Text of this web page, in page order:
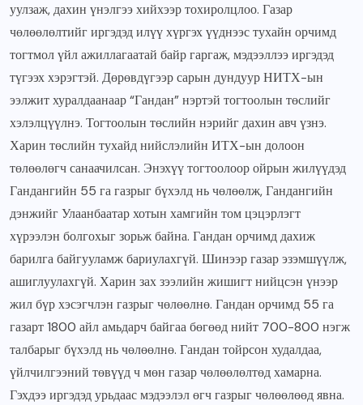
уулзаж, дахин үнэлгээ хийхээр тохиролцлоо. Газар
чөлөөлөлтийг иргэдэд илүү хүргэх үүднээс тухайн орчимд
тогтмол үйл ажиллагаатай байр гаргаж, мэдээллээ иргэдэд
түгээх хэрэгтэй. Дөрөвдүгээр сарын дундуур НИТХ-ын
ээлжит хуралдаанаар “Гандан” нэртэй тогтоолын төслийг
хэлэлцүүлнэ. Тогтоолын төслийн нэрийг дахин авч үзнэ.
Харин төслийн тухайд нийслэлийн ИТХ-ын долоон
төлөөлөгч санаачилсан. Энэхүү тогтоолоор ойрын жилүүдэд
Гандангийн 55 га газрыг бүхэлд нь чөлөөлж, Гандангийн
дэнжийг Улаанбаатар хотын хамгийн том цэцэрлэгт
хүрээлэн болгохыг зорьж байна. Гандан орчимд дахиж
барилга байгууламж бариулахгүй. Шинээр газар эзэмшүүлж,
ашиглуулахгүй. Харин зах зээлийн жишигт нийцсэн үнээр
жил бүр хэсэгчлэн газрыг чөлөөлнө. Гандан орчимд 55 га
газарт 1800 айл амьдарч байгаа бөгөөд нийт 700-800 нэгж
талбарыг бүхэлд нь чөлөөлнө. Гандан тойрсон худалдаа,
үйлчилгээний төвүүд ч мөн газар чөлөөлөлтөд хамарна.
Гэхдээ иргэдэд урьдаас мэдээлэл өгч газрыг чөлөөлөөд явна.